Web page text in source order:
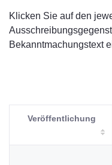
Klicken Sie auf den
Bekanntmachungstext
Veröffentlichung